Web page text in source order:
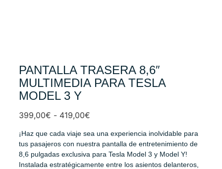
PANTALLA TRASERA 8,6″
MULTIMEDIA PARA TESLA
MODEL 3 Y
399,00€ - 419,00€
¡Haz que cada viaje sea una experiencia inolvidable para
tus pasajeros con nuestra pantalla de entretenimiento de
8,6 pulgadas exclusiva para Tesla Model 3 y Model Y!
Instalada estratégicamente entre los asientos delanteros,